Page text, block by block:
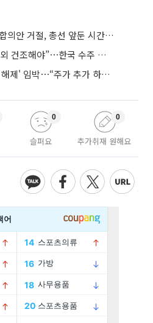
안 거절, 총선 앞둔 시간 끌기”
백악관 “전투함 등 4척 해외 건조해야”⋯한국 수주 기대
스페이스X 1차 '보호예수 해제' 임박⋯“주가 추가 하락 가능성”
슬퍼요
0
추가취재 원해요
0